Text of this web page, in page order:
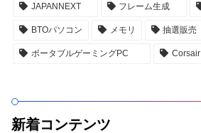
JAPANNEXT フレーム生成
BTOパソコン メモリ 抽選販売
ポータブルゲーミングPC Corsair
新着コンテンツ